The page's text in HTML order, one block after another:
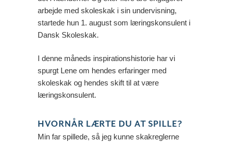
arbejde med skoleskak i sin undervisning,
startede hun 1. august som læringskonsulent i
Dansk Skoleskak.
I denne måneds inspirationshistorie har vi
spurgt Lene om hendes erfaringer med
skoleskak og hendes skift til at være
læringskonsulent.
HVORNÅR LÆRTE DU AT SPILLE?
Min far spillede, så jeg kunne skakreglerne